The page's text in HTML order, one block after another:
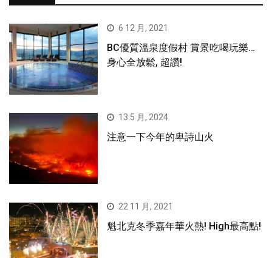
6 12 月, 2021
BC優質溫泉度假村 賞景吃喝玩樂…
身心全放鬆, 超讚!
13 5 月, 2024
注意一下今年的卑詩山火
22 11 月, 2021
魁北克冬季嘉年華火熱! High最高點!